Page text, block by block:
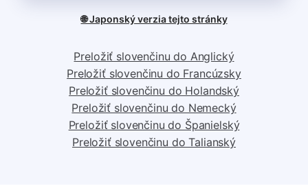
🌐 Japonský verzia tejto stránky
Preložiť slovenčinu do Anglický
Preložiť slovenčinu do Francúzsky
Preložiť slovenčinu do Holandský
Preložiť slovenčinu do Nemecký